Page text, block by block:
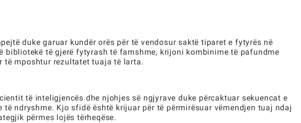
duke garuar kundër orës për të vendosur saktë tiparet e fytyrës në
bibliotekë të gjerë fytyrash të famshme, krijoni kombinime të pafundme
të mposhtur rezultatet tuaja të larta.
të inteligjencës dhe njohjes së ngjyrave duke përcaktuar sekuencat e
të ndryshme. Kjo sfidë është krijuar për të përmirësuar vëmendjen tuaj ndaj
përmes lojës tërheqëse.